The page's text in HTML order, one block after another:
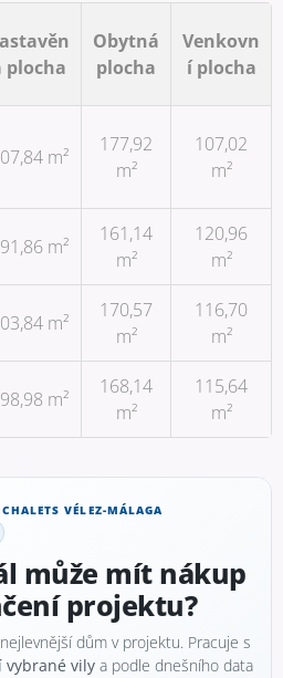
plocha
Obytná
plocha
Venkovn
í plocha
m²
177,92
m²
107,02
m²
m²
161,14
m²
120,96
m²
m²
170,57
m²
116,70
m²
m²
168,14
m²
115,64
m²
VÉLEZ-MÁLAGA
může mít nákup
projektu?
dům v projektu. Pracuje s
vybrané vilya podle dnešního data